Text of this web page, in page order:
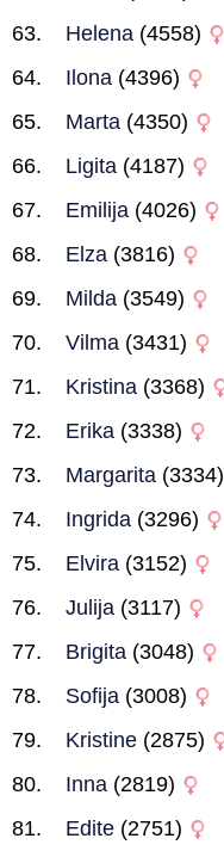
Helena (4558)
Ilona (4396)
Marta (4350)
Ligita (4187)
Emilija (4026)
Elza (3816)
Milda (3549)
Vilma (3431)
Kristina (3368)
Erika (3338)
Margarita (3334)
Ingrida (3296)
Elvira (3152)
Julija (3117)
Brigita (3048)
Sofija (3008)
Kristine (2875)
Inna (2819)
Edite (2751)